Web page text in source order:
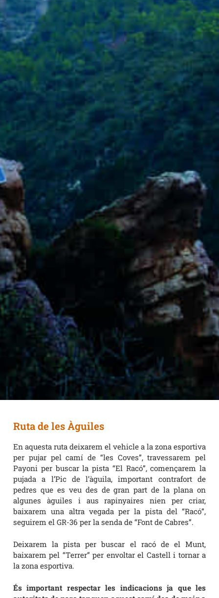
Ruta de les
Àguiles
Ruta de les Àguiles
En aquesta ruta deixarem el vehicle a la zona esportiva
per pujar pel camí de “les Coves”, travessarem pel
Payoni per buscar la pista “El Racó”, començarem la
pujada a l’Pic de l’àguila, important contrafort de
pedres que es veu des de gran part de la plana on
algunes àguiles i aus rapinyaires nien per criar,
baixarem una altra vegada per la pista del “Racó”,
seguirem el GR-36 per la senda de “Font de Cabres”.
Deixarem la pista per buscar el racó de el Munt,
baixarem pel “Terrer” per envoltar el Castell i tornar a
la zona esportiva.
És important respectar les indicacions ja que les